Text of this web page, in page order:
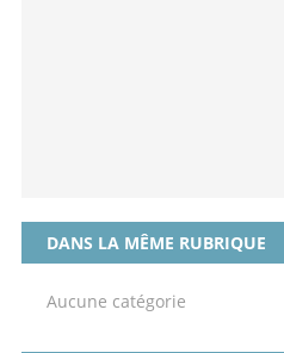
DANS LA MÊME RUBRIQUE
Aucune catégorie